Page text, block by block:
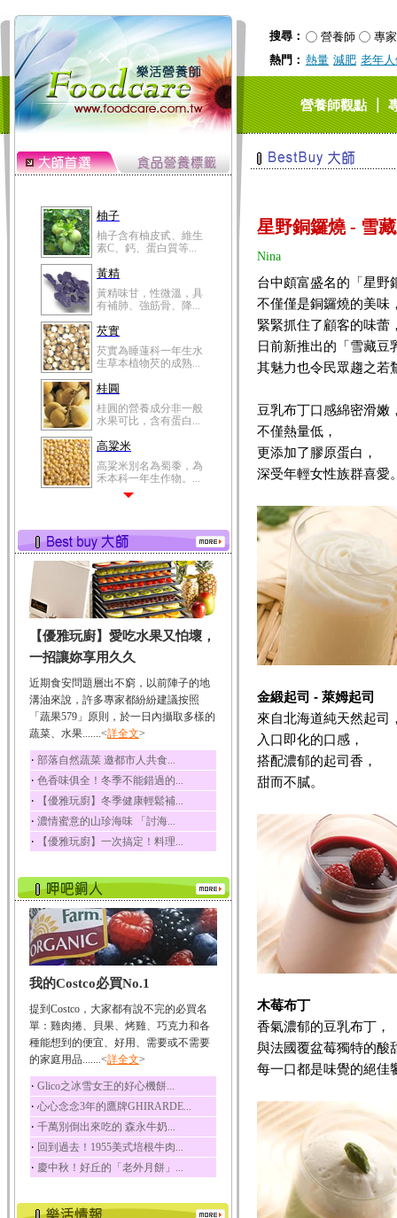
搜尋： 營養師
專家
熱門： 熱量 減肥 老年
營養師觀點｜
素C、鈣、蛋白質等...
黃精
有補肺、強筋骨、降...
芡實
芡實為睡蓮科一年生水
生草本植物芡的成熟...
桂圓
桂圓的營養成分非一般
水果可比，含有蛋白...
高粱米
高粱米別名為蜀黍，為
禾本科一年生作物。...
鯽魚
鯽魚裡所含的營養成分
有蛋白質、脂肪、磷...
鮪魚
鮪魚肚肉中的不飽和脂
肪酸內富含EPA和DH...
韭菜所含的膳食纖維能
幫助消化與通便；揮...
冬瓜
冬瓜營養價值高，鈉含
量極低是水腫病人的...
豆豉
豆豉裡頭含有營養的蛋
榛果
榛果裡所含的營養素有
蛋白質、脂肪、醣類...
迷迭香
迷迭香 裡頭含有咖啡
酸、迷迭香酸、植物...
咖啡
咖啡中的咖啡因會刺激
中樞神經系統，特別...
椰子含有糖類、脂肪、
蛋白質、維生素及多...
荔枝
荔枝性質溫和所含的營
養素有醣類、檸檬酸...
五味子
五味子性質溫熱所含營
養成分有揮發油、檸...
草魚
草魚含有維生素A、維生
【優雅玩廚】愛吃水果又怕壞，
一招讓妳享用久久
近期食安問題層出不窮，以前陣子的地
溝油來說，許多專家都紛紛建議按照
「蔬果579」原則，於一日內攝取多樣的
蔬菜、水果.......<詳全文>
‧ 部落自然蔬菜 邀都市人共食...
‧ 色香味俱全！冬季不能錯過的...
‧ 【優雅玩廚】冬季健康輕鬆補...
‧ 濃情蜜意的山珍海味 「討海...
‧ 【優雅玩廚】一次搞定！料理...
我的Costco必買No.1
提到Costco，大家都有說不完的必買名
單：雞肉捲、貝果、烤雞、巧克力和各
種能想到的便宜、好用、需要或不需要
的家庭用品.......<詳全文>
‧ Glico之冰雪女王的好心機餅...
‧ 心心念念3年的鷹牌GHIRARDE...
‧ 千萬別倒出來吃的 森永牛奶...
‧ 回到過去！1955美式培根牛肉...
‧ 慶中秋！好丘的「老外月餅」...
星野銅鑼燒 - 雪
Nina
台中頗富盛名的「星野
不僅僅是銅鑼燒的美味
緊緊抓住了顧客的味蕾
日前新推出的「雪藏豆
其魅力也令民眾趨之若
豆乳布丁口感綿密滑嫩
不僅熱量低，
更添加了膠原蛋白，
深受年輕女性族群喜愛
金緞起司 - 萊姆起司
來自北海道純天然起司
入口即化的口感，
搭配濃郁的起司香，
甜而不膩。
木莓布丁
香氣濃郁的豆乳布丁，
與法國覆盆莓獨特的酸
每一口都是味覺的絕佳